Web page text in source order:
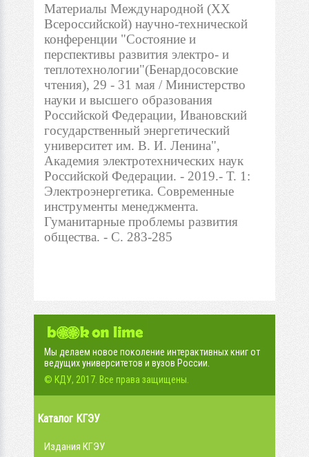
Материалы Международной (ХХ
Всероссийской) научно-технической
конференции "Состояние и
перспективы развития электро- и
теплотехнологии"(Бенардосовские
чтения), 29 - 31 мая / Министерство
науки и высшего образования
Российской Федерации, Ивановский
государственный энергетический
университет им. В. И. Ленина",
Академия электротехнических наук
Российской Федерации. - 2019.- Т. 1:
Электроэнергетика. Современные
инструменты менеджмента.
Гуманитарные проблемы развития
общества. - С. 283-285
Мы делаем новое поколение интерактивных книг от
ведущих университетов и вузов России.
© КДУ, 2017. Все права защищены.
Каталог КГЭУ
Издания КГЭУ